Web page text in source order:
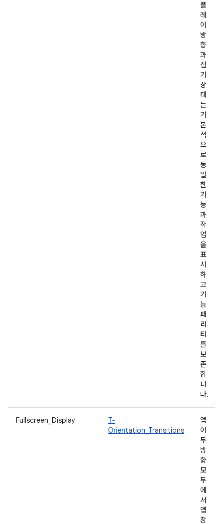
플
레
이
방
향
과
접
기
상
태
는
기
본
적
으
로
동
일
한
기
능
과
작
업
을
표
시
하
고
기
능
패
리
티
를
보
존
합
니
다.
Fullscreen_Display
T-
Orientation_Transitions
앱
이
두
방
향
모
두
에
서
앱
창